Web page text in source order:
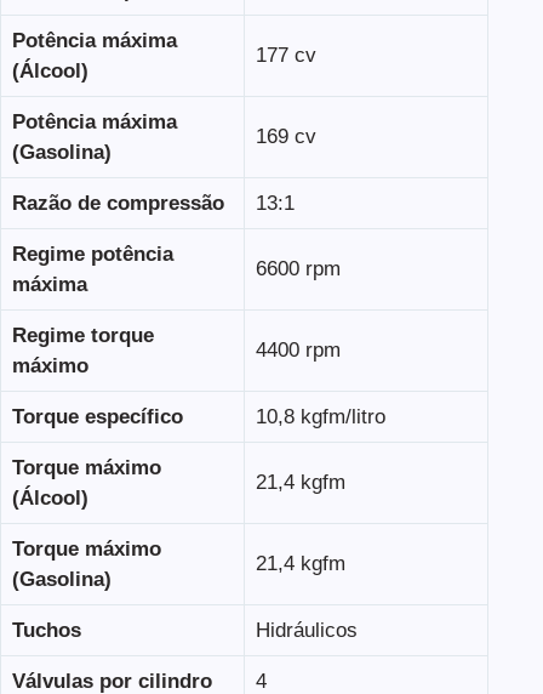
Potência máxima
(Álcool)
177 cv
Potência máxima
(Gasolina)
169 cv
Razão de compressão 13:1
Regime potência
máxima
6600 rpm
Regime torque
máximo
4400 rpm
Torque específico 10,8 kgfm/litro
Torque máximo
(Álcool)
21,4 kgfm
Torque máximo
(Gasolina)
21,4 kgfm
Tuchos Hidráulicos
Válvulas por cilindro 4